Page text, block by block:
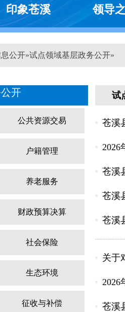
印象苍溪 领导
公开»试点领域基层政务公开»
开
公共资源交易
户籍管理
养老服务
财政预算决算
社会保险
生态环境
征收与补偿
试
苍溪
2026
苍溪
苍溪
苍溪
关于
2026
苍溪